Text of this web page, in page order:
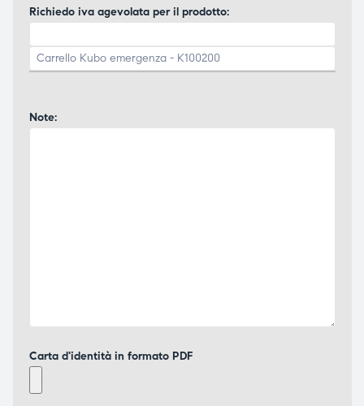
Richiedo iva agevolata per il prodotto:
Note:
Carta d'identità in formato PDF